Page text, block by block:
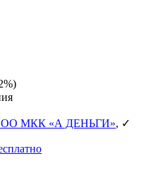
МКК «А ДЕНЬГИ», ✓